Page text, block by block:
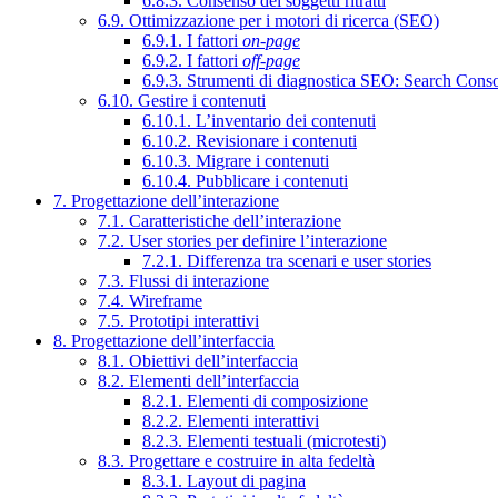
6.9. Ottimizzazione per i motori di ricerca (SEO)
6.9.1. I fattori on-page
6.9.2. I fattori off-page
6.9.3. Strumenti di diagnostica SEO: Search
6.10. Gestire i contenuti
6.10.1. L’inventario dei contenuti
6.10.2. Revisionare i contenuti
6.10.3. Migrare i contenuti
6.10.4. Pubblicare i contenuti
7. Progettazione dell’interazione
7.1. Caratteristiche dell’interazione
7.2. User stories per definire l’interazione
7.2.1. Differenza tra scenari e user stories
7.3. Flussi di interazione
7.4. Wireframe
7.5. Prototipi interattivi
8. Progettazione dell’interfaccia
8.1. Obiettivi dell’interfaccia
8.2. Elementi dell’interfaccia
8.2.1. Elementi di composizione
8.2.2. Elementi interattivi
8.2.3. Elementi testuali (microtesti)
8.3. Progettare e costruire in alta fedeltà
8.3.1. Layout di pagina